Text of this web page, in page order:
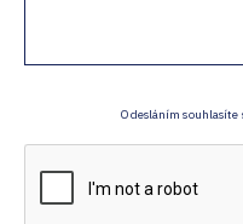
Odesláním